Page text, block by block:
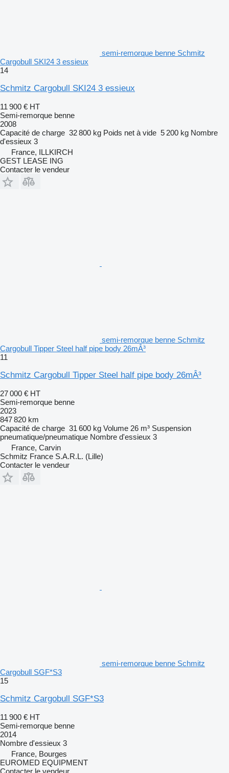
semi-remorque benne Schmitz
Cargobull SKI24 3 essieux
14
Schmitz Cargobull SKI24 3 essieux
11 900 € HT
Semi-remorque benne
2008
Capacité de charge 32 800 kg Poids net à vide 5 200 kg Nombre
d'essieux 3
France, ILLKIRCH
GEST LEASE ING
Contacter le vendeur
semi-remorque benne Schmitz
Cargobull Tipper Steel half pipe body 26mÂ³
11
Schmitz Cargobull Tipper Steel half pipe body 26mÂ³
27 000 € HT
Semi-remorque benne
2023
847 820 km
Capacité de charge 31 600 kg Volume 26 m³ Suspension
pneumatique/pneumatique Nombre d'essieux 3
France, Carvin
Schmitz France S.A.R.L. (Lille)
Contacter le vendeur
semi-remorque benne Schmitz
Cargobull SGF*S3
15
Schmitz Cargobull SGF*S3
11 900 € HT
Semi-remorque benne
2014
Nombre d'essieux 3
France, Bourges
EUROMED EQUIPMENT
Contacter le vendeur